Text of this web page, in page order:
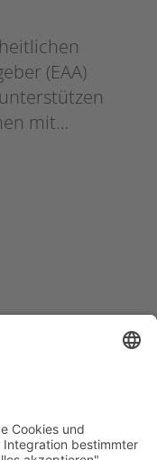
(EAA)
mit…
Einheitlichen
§ 185a SGB IX in
LWV Hessen
unter Einbindung